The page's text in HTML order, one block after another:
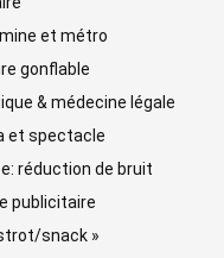
et métro
gonflable
& médecine légale
et spectacle
réduction de bruit
publicitaire
snack »